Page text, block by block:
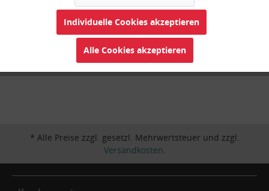
Kirsch-Marzipan
* Alle Preise zzgl. gesetzl. Mehrwertsteuer und zzgl.
Versandkosten.
Inaktiv
Personalisierung Inaktiv
Individuelle Cookies akzeptieren
Alle Cookies akzeptieren